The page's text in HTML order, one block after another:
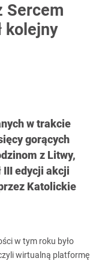
Sercem
kolejny
w trakcie
gorących
z Litwy,
III edycji akcji
Katolickie
w tym roku było
wirtualną platformę